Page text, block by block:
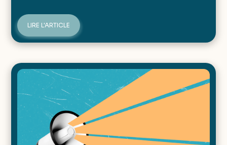
LIRE L'ARTICLE